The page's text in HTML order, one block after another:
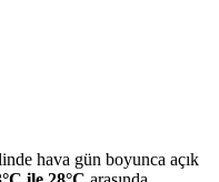
hava gün boyunca açık